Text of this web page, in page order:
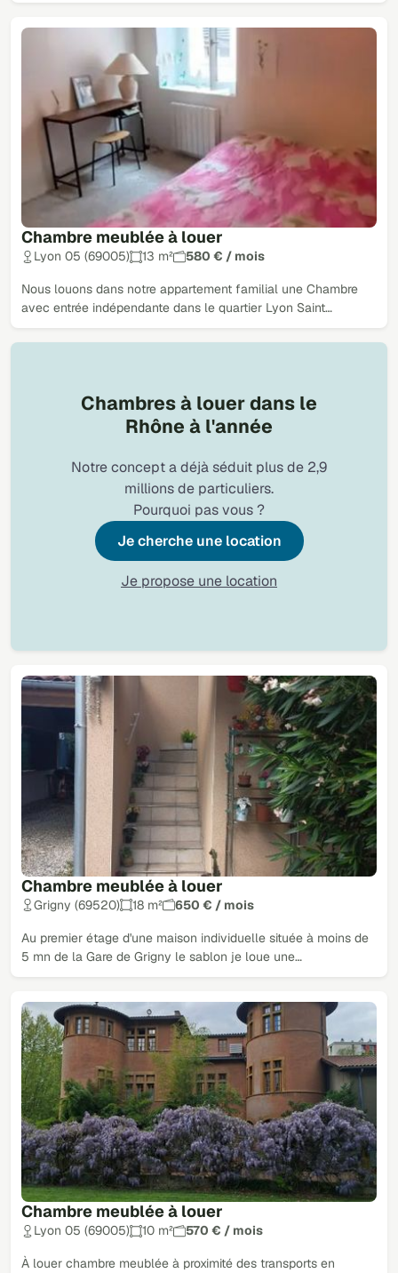
Chambre meublée à louer
Lyon 05 (69005) 13 m² 580 € / mois
Nous louons dans notre appartement familial une Chambre
avec entrée indépendante dans le quartier Lyon Saint…
Chambre meublée à louer
Grigny (69520) 18 m² 650 € / mois
Au premier étage d'une maison individuelle située à moins de
5 mn de la Gare de Grigny le sablon je loue une…
Chambre meublée à louer
Lyon 05 (69005) 10 m² 570 € / mois
À louer chambre meublée à proximité des transports en
Chambres à louer dans le
Rhône à l'année
Notre concept a déjà séduit plus de 2,9
millions de particuliers.
Pourquoi pas vous ?
Je cherche une location
Je propose une location